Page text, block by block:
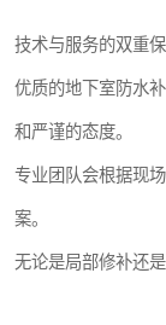
技术与服务的双重
优质的地下室防水
和严谨的态度。
专业团队会根据现
案。
无论是局部修补还